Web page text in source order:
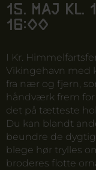
15. maj kl.
16:00
I Kr.
Vikingehavn med
fra nær og fjern,
håndværk frem
det på tætteste
Du kan blandt
beundre de
blege hør trylles
broderes flotte